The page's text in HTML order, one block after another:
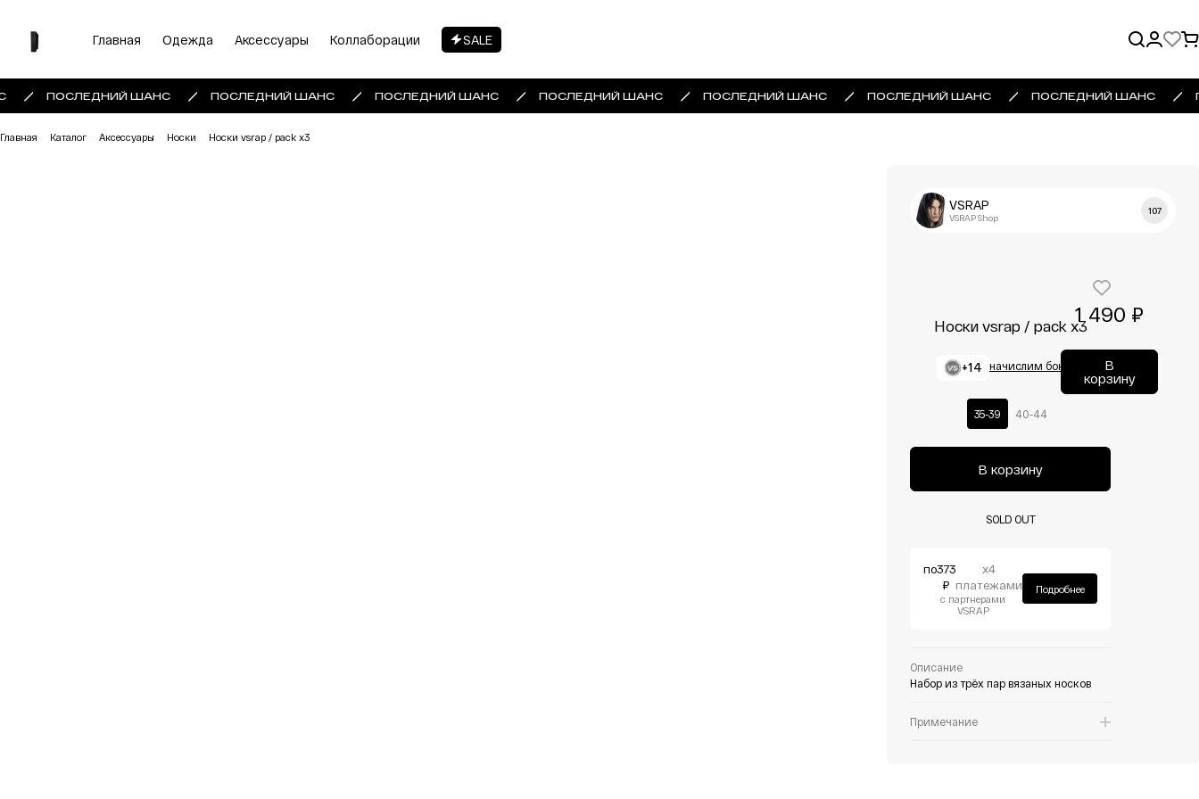
Главная Одежда Аксессуары Коллаборации SALE
ПОСЛЕДНИЙ ШАНС ПОСЛЕДНИЙ ШАНС ПОСЛЕДНИЙ ШАНС ПОСЛЕДНИЙ ШАНС ПОСЛЕДНИЙ ШАНС ПОСЛЕДНИЙ ШАНС ПОСЛЕДНИЙ ШАНС
Главная Каталог Аксессуары Носки Носки vsrap / pack x3
VSRAP
VSRAP Shop
107
Носки vsrap / pack x3
+14 начислим бонусы
35-39 40-44
В корзину
SOLD OUT
по373
₽
х4
платежами
с партнерами
VSRAP
Подробнее
Описание
Набор из трёх пар вязаных носков
Примечание
1 490 ₽
В
корзину